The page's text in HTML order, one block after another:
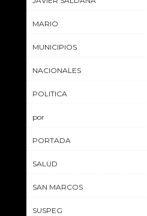
MARIO
MUNICIPIOS
NACIONALES
POLITICA
por
PORTADA
SALUD
SAN MARCOS
SUSPEG